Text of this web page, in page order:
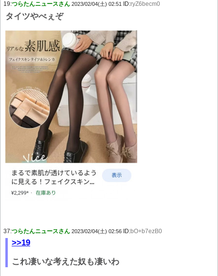
19:つらたんニュースさん 2023/02/04(土) 02:51 ID:ryZ6becm0
タイツやべぇぞ
37:つらたんニュースさん 2023/02/04(土) 02:56 ID:bO+b7ezB0
>>19
これ凄いな考えた奴も凄いわ